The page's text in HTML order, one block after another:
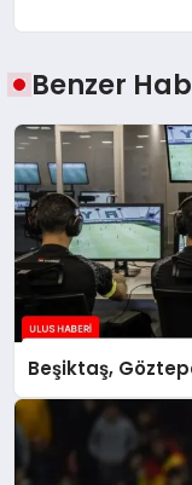
Benzer
Beşiktaş,